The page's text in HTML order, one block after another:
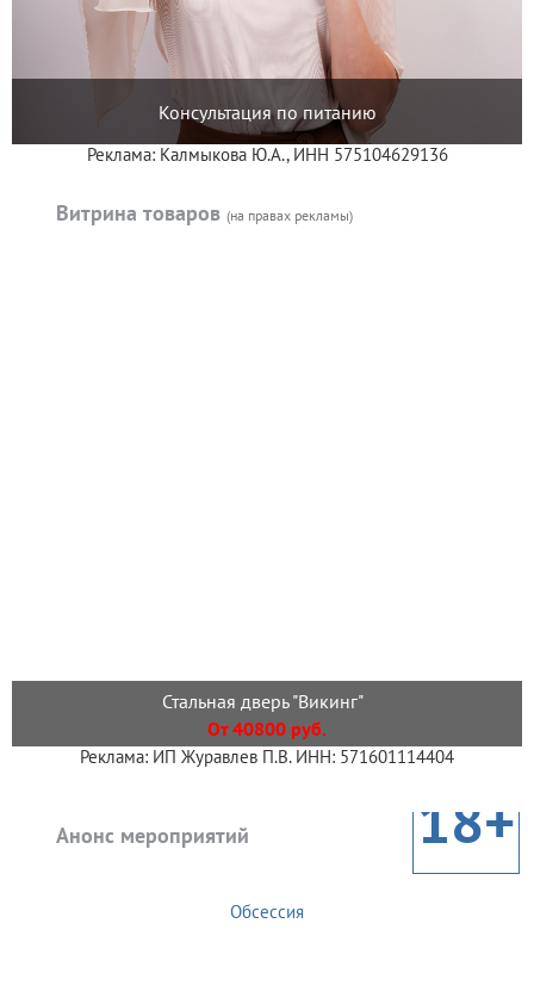
Консультация по питанию
Реклама: Калмыкова Ю.А., ИНН 575104629136
Витрина товаров (на правах рекламы)
Стальная дверь "Викинг"
От 40800 руб.
Реклама: ИП Журавлев П.В. ИНН: 571601114404
Анонс мероприятий 18+
Обсессия